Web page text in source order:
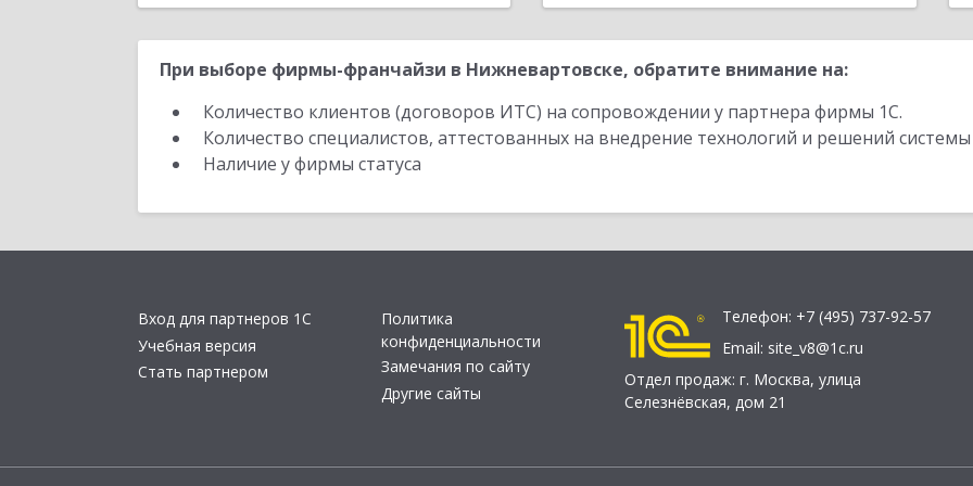
При выборе фирмы-франчайзи в Нижневартовске, обратите внимание на:
Количество клиентов (договоров ИТС) на сопровождении у партнера фирмы 1С.
Количество специалистов, аттестованных на внедрение технологий и решений
Наличие у фирмы статуса
Вход для партнеров 1С
Учебная версия
Стать партнером
Политика
конфиденциальности
Замечания по сайту
Другие сайты
Телефон: +7 (495) 737-92-57
Email: site_v8@1c.ru
Отдел продаж: г. Москва, улица
Селезнёвская, дом 21